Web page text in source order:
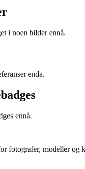
i noen bilder ennå.
enda.
ennå.
fotografer, modeller og